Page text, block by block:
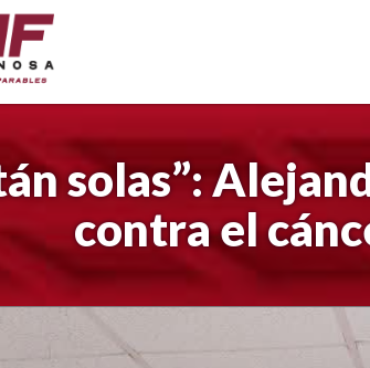
solas”:
contra el